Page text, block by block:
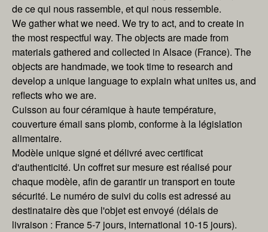
de ce qui nous rassemble, et qui nous ressemble.
We gather what we need. We try to act, and to create in
the most respectful way. The objects are made from
materials gathered and collected in Alsace (France). The
objects are handmade, we took time to research and
develop a unique language to explain what unites us, and
reflects who we are.
Cuisson au four céramique à haute température,
couverture émail sans plomb, conforme à la législation
alimentaire.
Modèle unique signé et délivré avec certificat
d'authenticité. Un coffret sur mesure est réalisé pour
chaque modèle, afin de garantir un transport en toute
sécurité. Le numéro de suivi du colis est adressé au
destinataire dès que l'objet est envoyé (délais de
livraison : France 5-7 jours, international 10-15 jours).